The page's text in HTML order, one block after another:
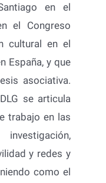
en el
el Congreso
cultural en el
España, y que
asociativa.
se articula
trabajo en las
y redes y
como el